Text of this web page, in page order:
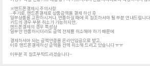
※핸드폰결제시 주의사항
- 추가로, 핸드폰결제로 상품금액을 결제 하신 후
일부상품을 교환하시거나, 반품하실 때에 꼭 참조하셔야 될 부분 안내드립니다.
카드의 경우 부분 취소가 가능하지만,
핸드폰결제의 경우 특성상
일부만 반품하시더라도 금액 전체를 취소해야 하기 때문에
결제하셔야 되는 금액만큼을 온라인입금으로 받고,
이후 핸드폰결제하신 금액을 전액 취소해 드리고 있습니다 ㅠㅠ
이부분 꼭 참조부탁드리겠습니다~